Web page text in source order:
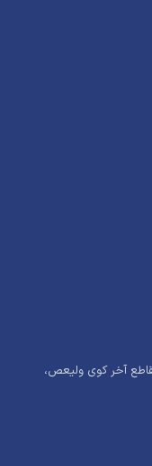
آخر کوی ولیعص،